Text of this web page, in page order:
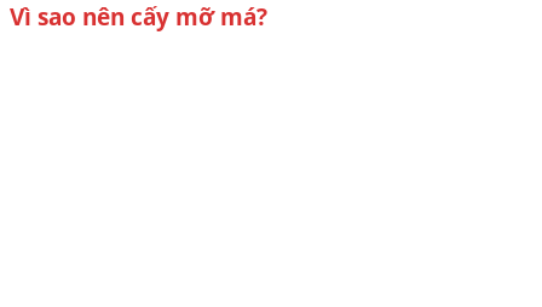
Vì sao nên cấy mỡ má?